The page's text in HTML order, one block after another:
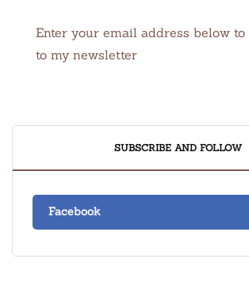
Enter your email address below
to my newsletter
SUBSCRIBE AND FOLLOW
Facebook